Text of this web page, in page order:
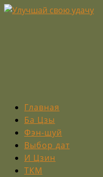
Главная
Ба Цзы
Фэн-шуй
Выбор дат
И Цзин
ТКМ